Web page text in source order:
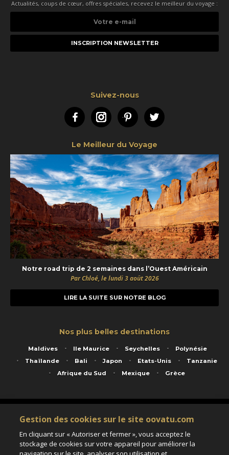
Actualités, coups de cœur, offres spéciales, recevez le meilleur du voyage :
e-
Suivez-nous
FacebookInstagramPinterestTwitter
Le Meilleur du Voyage
Notre road trip de 2 semaines dans l’Ouest Américain
Par Chloé, le lundi 3 août 2026
LIRE LA SUITE SUR NOTRE BLOG
Nos plus belles destinations
Maldives Ile Maurice Seychelles
Polynésie
Thaïlande
Bali Japon Etats-Unis
Tanzanie
Afrique du Sud
Mexique Grèce
Service animé par Nautil Voyages - 22 rue Georges Picquart 75017 Paris - S.A.S
au capital de 155 696 euros - RCS Paris B 423 671 973 - Code APE 7911Z
Matricule Atout France IM075100020 - Garantie financière Groupama - Agrément IATA
Assurance responsabilité civile et professionnelle HISCOX RCP0081066
Gestion des cookies sur le site oovatu.com
En cliquant sur « Autoriser et fermer », vous acceptez le
stockage de cookies sur votre appareil pour améliorer la